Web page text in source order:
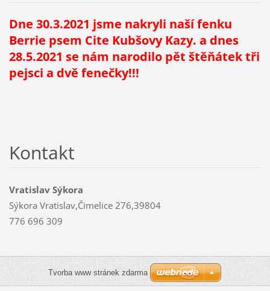
Dne 30.3.2021 jsme nakryli naší fenku
Berrie psem Cite Kubšovy Kazy. a dnes
28.5.2021 se nám narodilo pět štěňátek tři
pejsci a dvě fenečky!!!
Kontakt
Vratislav Sýkora
Sýkora Vratislav,Čimelice 276,39804
776 696 309
Tvorba www stránek zdarma